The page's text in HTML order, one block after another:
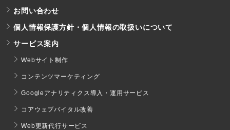
お問い合わせ
個人情報保護方針・個人情報の取扱いについて
サービス案内
Webサイト制作
コンテンツマーケティング
Googleアナリティクス導入・運用サービス
コアウェブバイタル改善
Web更新代行サービス